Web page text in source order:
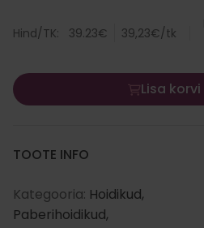
Hind/TK: 39.23€ 39,23€/tk
Lisa korvi
TOOTE INFO
Kategooria: Hoidikud,
Paberihoidikud,